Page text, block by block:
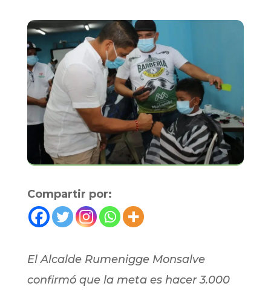
Compartir por:
El Alcalde Rumenigge Monsalve
confirmó que la meta es hacer 3.000